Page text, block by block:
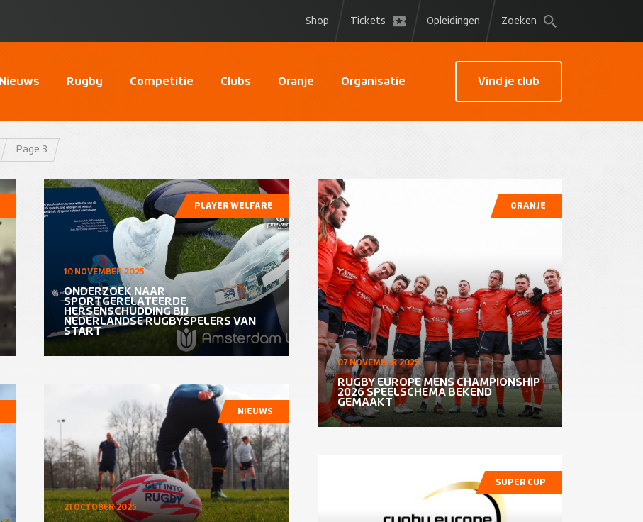
Shop Tickets Opleidingen Zoeken
Nieuws Rugby Competitie Clubs Oranje Organisatie Vind je club
Page 3
10 NOVEMBER 2025
ONDERZOEK NAAR
SPORTGERELATEERDE
HERSENSCHUDDING BIJ
NEDERLANDSE RUGBYSPELERS VAN
START
PLAYER WELFARE
21 OCTOBER 2025
NIEUWS
07 NOVEMBER 2025
RUGBY EUROPE MENS CHAMPIONSHIP
2026 SPEELSCHEMA BEKEND
GEMAAKT
ORANJE
SUPER CUP